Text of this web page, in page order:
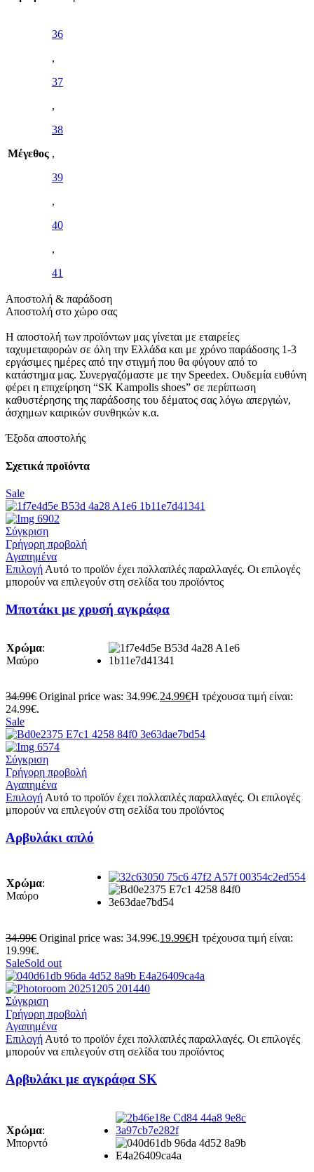
Μέγεθος
36
,
37
,
38
,
39
,
40
,
41
Αποστολή & παράδοση
Αποστολή στο χώρο σας
Η αποστολή των προϊόντων μας γίνεται με εταιρείες
ταχυμεταφορών σε όλη την Ελλάδα και με χρόνο παράδοσης 1-3
εργάσιμες ημέρες από την στιγμή που θα φύγουν από το
κατάστημα μας. Συνεργαζόμαστε με την Speedex. Oυδεμία ευθύνη
φέρει η επιχείρηση “SK Kampolis shoes” σε περίπτωση
καθυστέρησης της παράδοσης του δέματος σας λόγω απεργιών,
άσχημων καιρικών συνθηκών κ.α.
Έξοδα αποστολής
Σχετικά προϊόντα
Sale
Σύγκριση
Γρήγορη προβολή
Αγαπημένα
Επιλογή Αυτό το προϊόν έχει πολλαπλές παραλλαγές. Οι επιλογές
μπορούν να επιλεγούν στη σελίδα του προϊόντος
Μποτάκι με χρυσή αγκράφα
Χρώμα:
Μαύρο
34.99€ Original price was: 34.99€.24.99€Η τρέχουσα τιμή είναι:
24.99€.
Sale
Σύγκριση
Γρήγορη προβολή
Αγαπημένα
Επιλογή Αυτό το προϊόν έχει πολλαπλές παραλλαγές. Οι επιλογές
μπορούν να επιλεγούν στη σελίδα του προϊόντος
Αρβυλάκι απλό
Χρώμα:
Μαύρο
34.99€ Original price was: 34.99€.19.99€Η τρέχουσα τιμή είναι:
19.99€.
SaleSold out
Σύγκριση
Γρήγορη προβολή
Αγαπημένα
Επιλογή Αυτό το προϊόν έχει πολλαπλές παραλλαγές. Οι επιλογές
μπορούν να επιλεγούν στη σελίδα του προϊόντος
Aρβυλάκι με αγκράφα SK
Χρώμα:
Μπορντό